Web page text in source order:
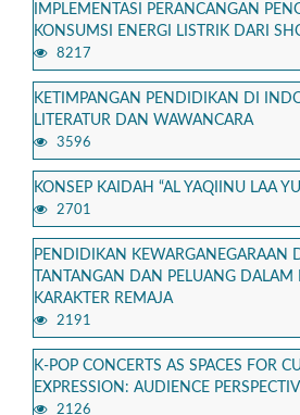
IMPLEMENTASI PERANCANGAN
KONSUMSI ENERGI LISTRIK DARI
8217
KETIMPANGAN PENDIDIKAN DI
LITERATUR DAN WAWANCARA
3596
KONSEP KAIDAH “AL YAQIINU LAA
2701
PENDIDIKAN KEWARGANEGARAAN
TANTANGAN DAN PELUANG
KARAKTER REMAJA
2191
K-POP CONCERTS AS SPACES FOR
EXPRESSION: AUDIENCE
2126